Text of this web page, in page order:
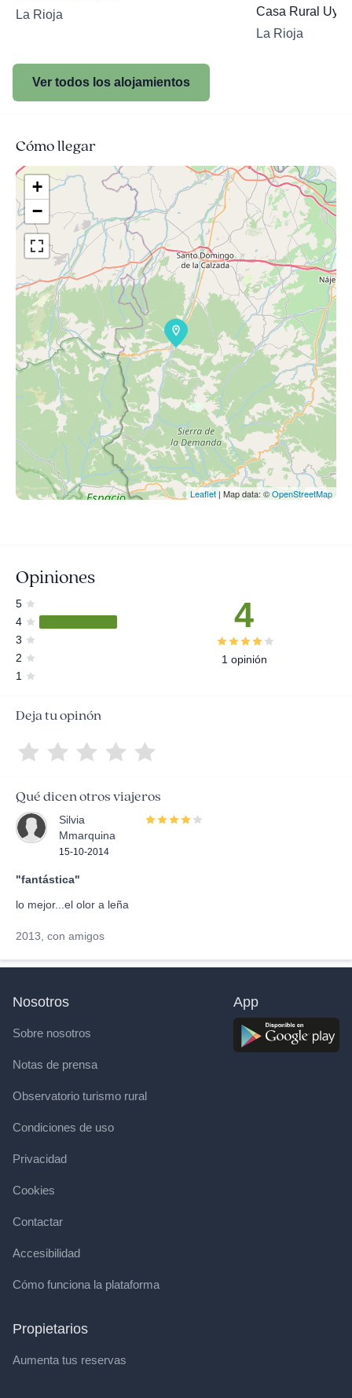
La Rioja
Casa Rural
La Rioja
Ver todos los alojamientos
Cómo llegar
+
−
Leaflet | Map data: ©OpenStreetMap
Opiniones
5
4
3
2
1
4
1 opinión
Deja tu opinón
Qué dicen otros viajeros
Silvia
Mmarquina
15-10-2014
"fantástica"
lo mejor...el olor a leña
2013, con amigos
Nosotros
Sobre nosotros
Notas de prensa
Observatorio turismo rural
Condiciones de uso
Privacidad
Cookies
Contactar
Accesibilidad
Cómo funciona la plataforma
Propietarios
Aumenta tus reservas
App